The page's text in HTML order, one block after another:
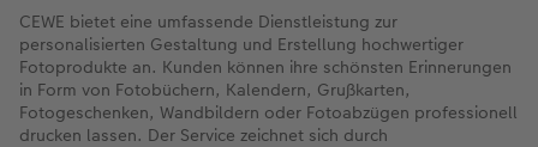
Jahrbuch gestalten
CEWE FOTOBUCH Kids
Bilderboxen
Premium Poster
Photo Streetmap Poster
Acrylglas
Dankeskarten Kommunion
Dankeskarten
Textilien
Schule & Büro
Wandkalender mit Design
NEU: Wandkalender Fineline
Max Case
Smartflip
nachhaltiger Schenken
Danke sagen
Liebe schenken
Fototipps
CEWE bietet eine umfassende Dienstleistung zur
personalisierten Gestaltung und Erstellung hochwertiger
Fotoprodukte an. Kunden können ihre schönsten Erinnerungen
in Form von Fotobüchern, Kalendern, Grußkarten,
Fotogeschenken, Wandbildern oder Fotoabzügen professionell
drucken lassen. Der Service zeichnet sich durch